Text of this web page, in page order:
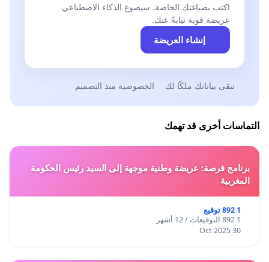
اكتب بصياغتك الخاصة. سيصوغ الذكاء الاصطناعي
عريضة قوية نيابةً عنك.
إنشاء العريضة
تبقى بياناتك ملكًا لك الخصوصية منذ التصميم
التماسات أخرى قد تهمك
برنامج فرصة: عريضة وطنية موجهة إلى السيد رئيس الحكومة
المغربية
1 892 توقيع
1 892 التوقيعات / 12 أشهر
30 Oct 2025